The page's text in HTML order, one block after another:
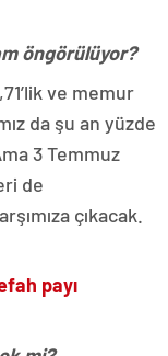
öngörülüyor?
ve memur
da şu an yüzde
3 Temmuz
de
çıkacak.
payı